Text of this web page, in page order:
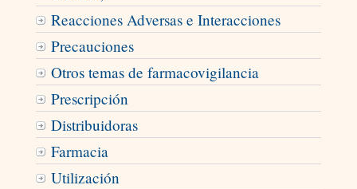
Reacciones Adversas e Interacciones
Precauciones
Otros temas de farmacovigilancia
Prescripción
Distribuidoras
Farmacia
Utilización